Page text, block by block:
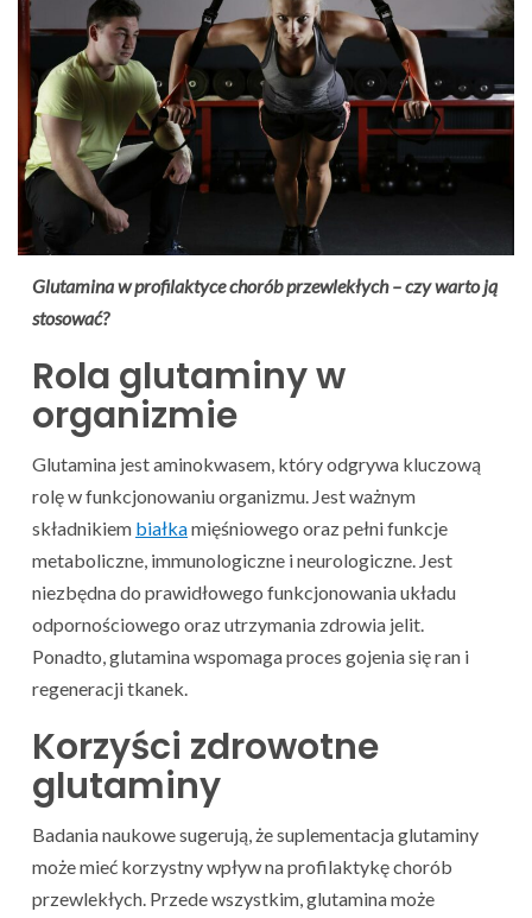
Glutamina w profilaktyce chorób przewlekłych – czy warto ją
stosować?
Rola glutaminy w
organizmie
Glutamina jest aminokwasem, który odgrywa kluczową
rolę w funkcjonowaniu organizmu. Jest ważnym
składnikiem białkamięśniowego oraz pełni funkcje
metaboliczne, immunologiczne i neurologiczne. Jest
niezbędna do prawidłowego funkcjonowania układu
odpornościowego oraz utrzymania zdrowia jelit.
Ponadto, glutamina wspomaga proces gojenia się ran i
regeneracji tkanek.
Korzyści zdrowotne
glutaminy
Badania naukowe sugerują, że suplementacja glutaminy
może mieć korzystny wpływ na profilaktykę chorób
przewlekłych. Przede wszystkim, glutamina może